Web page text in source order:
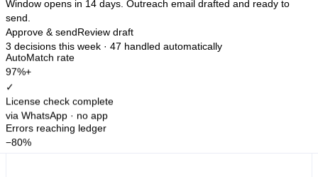
Window opens in 14 days. Outreach email drafted and ready to
send.
Approve & sendReview draft
3 decisionsthis week · 47 handled automatically
AutoMatch rate
97%+
✓
License check complete
via WhatsApp · no app
Errors reaching ledger
−80%